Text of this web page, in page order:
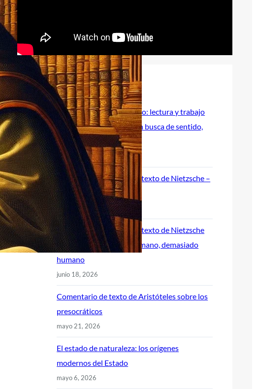
Recent Posts
Vivir con sentido: lectura y trabajo
de El hombre en busca de sentido,
de Viktor Frankl
julio 9, 2026
Comentario de texto de Nietzsche –
Anticristo
junio 18, 2026
Comentario de texto de Nietzsche
explicado – Humano, demasiado
humano
junio 18, 2026
Comentario de texto de Aristóteles sobre los
presocráticos
mayo 21, 2026
El estado de naturaleza: los orígenes
modernos del Estado
mayo 6, 2026